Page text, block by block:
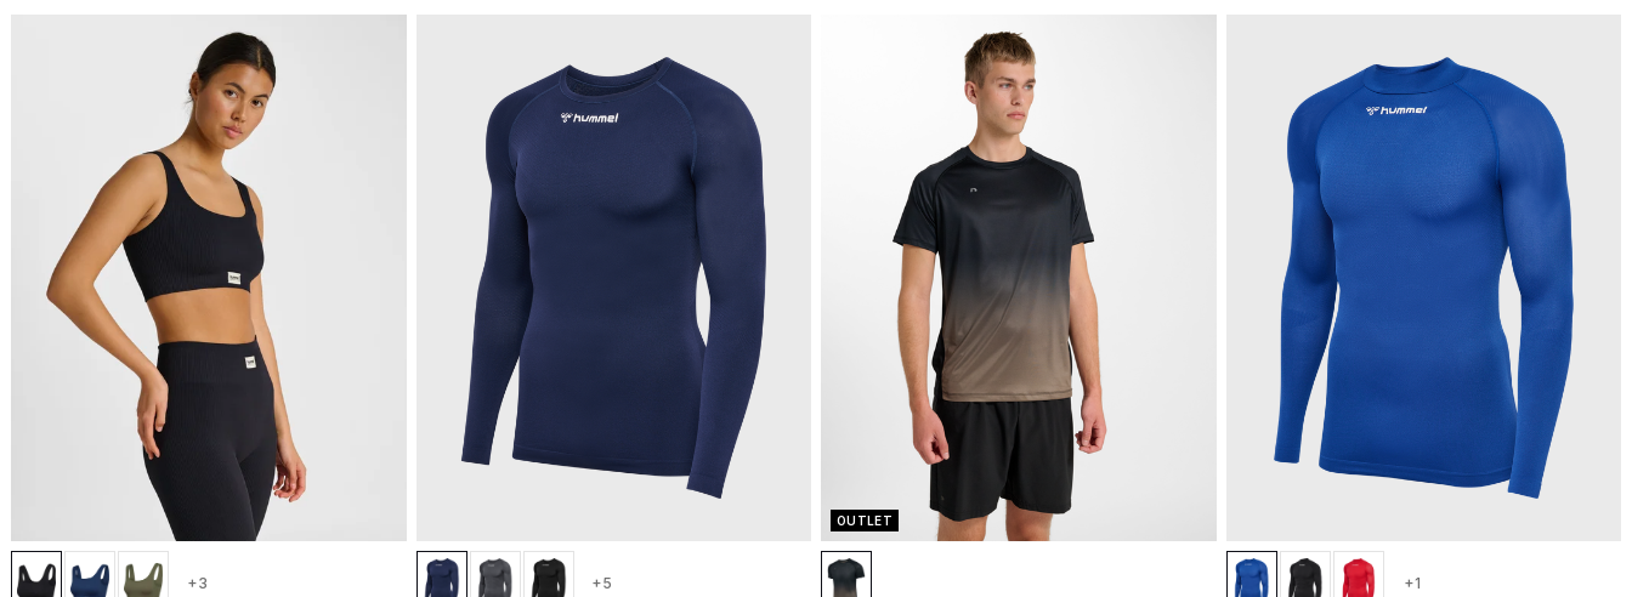
+3 +5
OUTLET
+1